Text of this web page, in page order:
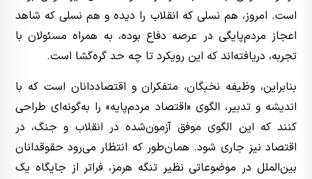
است. امروز، هم نسلی که انقلاب را دیده و هم نسلی که شاهد
اعجاز مردم‌پایگی در عرصه دفاع بوده، به همراه مسئولان با
تجربه، دریافته‌اند که این رویکرد تا چه حد گره‌گشا است.
بنابراین، وظیفه نخبگان، متفکران و اقتصاددانان است که با
اندیشه و تدبیر، الگوی «اقتصاد مردم‌پایه» را به‌گونه‌ای طراحی
کنند که این الگوی موفق آزمون‌شده در انقلاب و جنگ، در
اقتصاد نیز جاری شود. همان‌طور که انتظار می‌رود حقوقدانان
بین‌الملل در موضوعاتی نظیر تنگه هرمز، فراتر از جایگاه یک